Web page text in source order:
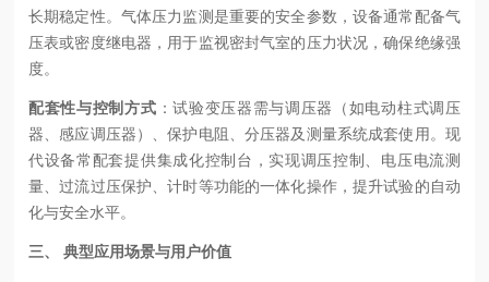
长期稳定性。气体压力监测是重要的安全参数，设备通常配备气
压表或密度继电器，用于监视密封气室的压力状况，确保绝缘强
度。
配套性与控制方式 ：试验变压器需与调压器（如电动柱式调压
器、感应调压器）、保护电阻、分压器及测量系统成套使用。现
代设备常配套提供集成化控制台，实现调压控制、电压电流测
量、过流过压保护、计时等功能的一体化操作，提升试验的自动
化与安全水平。
三、 典型应用场景与用户价值